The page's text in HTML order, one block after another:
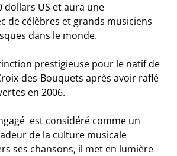
dollars US et aura une
de célèbres et grands musiciens
dans le monde.
prestigieuse pour le natif de
des-Bouquets après avoir raflé
en 2006.
est considéré comme un
de la culture musicale
ses chansons, il met en lumière